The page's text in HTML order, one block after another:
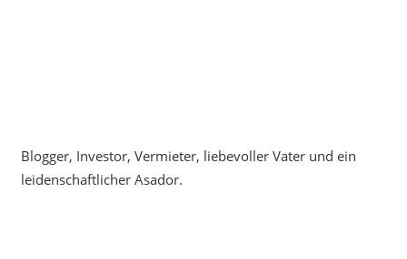
Blogger, Investor, Vermieter, liebevoller Vater und ein
leidenschaftlicher Asador.